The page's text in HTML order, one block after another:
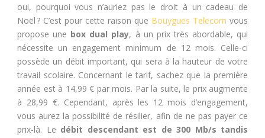
oui, pourquoi vous n’auriez pas le droit à un cadeau de
Noël ? C’est pour cette raison que Bouygues Telecom vous
propose une box dual play, à un prix très abordable, qui
nécessite un engagement minimum de 12 mois. Celle-ci
possède un débit important, qui sera à la hauteur de votre
travail scolaire. Concernant le tarif, sachez que la première
année est à 14,99 € par mois. Par la suite, le prix augmente
à 28,99 €. Cependant, après les 12 mois d’engagement,
vous aurez la possibilité de résilier, afin de ne pas payer ce
prix-là. Le débit descendant est de 300 Mb/s tandis